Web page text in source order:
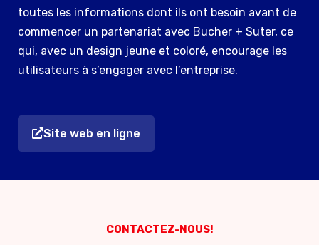
toutes les informations dont ils ont besoin avant de
commencer un partenariat avec Bucher + Suter, ce
qui, avec un design jeune et coloré, encourage les
utilisateurs à s’engager avec l’entreprise.
Site web en ligne
CONTACTEZ-NOUS!